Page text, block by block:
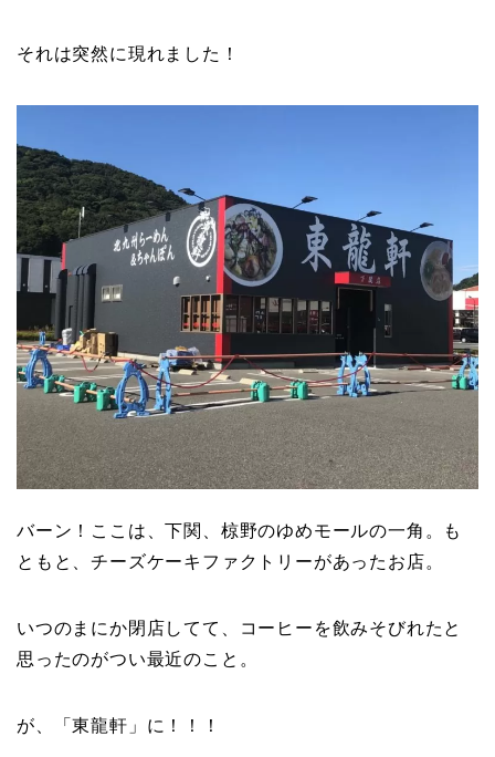
それは突然に現れました！
バーン！ここは、下関、椋野のゆめモールの一角。も
ともと、チーズケーキファクトリーがあったお店。
いつのまにか閉店してて、コーヒーを飲みそびれたと
思ったのがつい最近のこと。
が、「東龍軒」に！！！